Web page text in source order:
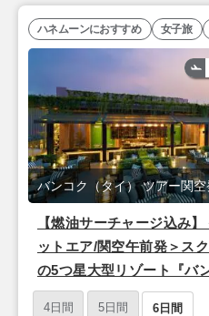
【燃油サーチャージ込み
ットエア/関空午前発＞ス
の5つ星大型リゾート『バ
クイーンズパーク』バンコ
バンコク（タイ） ツアー関
ハネムーンにおすすめ 女子旅
4日間 5日間 6日間